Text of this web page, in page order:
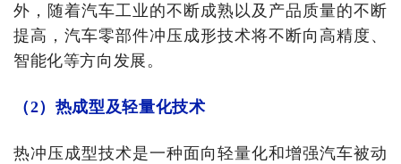
外，随着汽车工业的不断成熟以及产品质量的不断
提高，汽车零部件冲压成形技术将不断向高精度、
智能化等方向发展。
（2）热成型及轻量化技术
热冲压成型技术是一种面向轻量化和增强汽车被动